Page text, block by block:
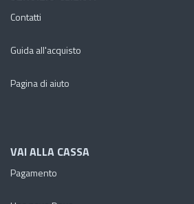
Contatti
Guida all'acquisto
Pagina di aiuto
VAI ALLA CASSA
Pagamento